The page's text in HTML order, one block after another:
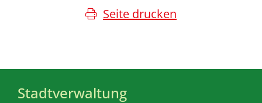
Seite drucken
Stadtverwaltung